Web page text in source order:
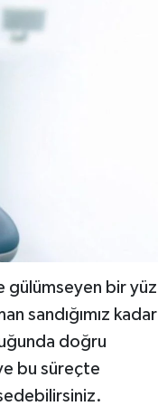
gülümseyen bir yüz
sandığımız kadar
doğru
bu süreçte